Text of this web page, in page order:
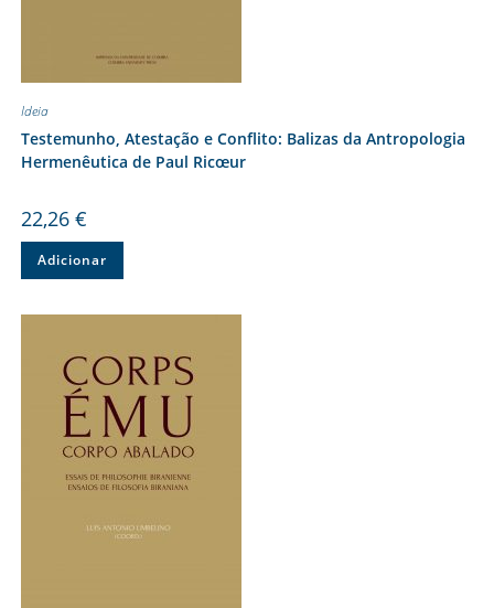
Ideia
Testemunho, Atestação e Conflito: Balizas da Antropologia
Hermenêutica de Paul Ricœur
22,26 €
Adicionar